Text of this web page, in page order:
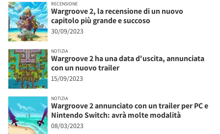
RECENSIONE
Wargroove 2, la recensione di un nuovo
capitolo più grande e succoso
30/09/2023
NOTIZIA
Wargroove 2 ha una data d'uscita, annunciata
con un nuovo trailer
15/09/2023
NOTIZIA
Wargroove 2 annunciato con un trailer per PC e
Nintendo Switch: avrà molte modalità
08/03/2023